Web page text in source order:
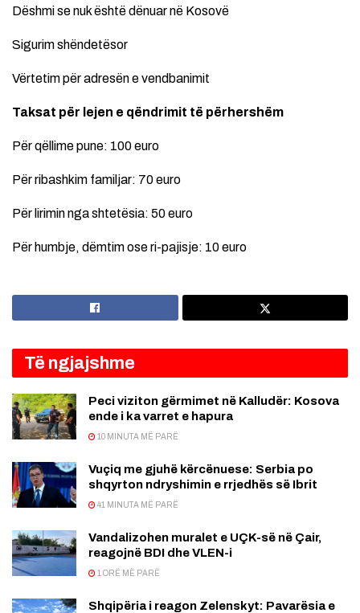
Dëshmi se nuk është dënuar në Kosovë
Sigurim shëndetësor
Vërtetim për adresën e vendbanimit
Taksat për lejen e qëndrimit të përhershëm
Për qëllime pune: 100 euro
Për ribashkim familjar: 70 euro
Për lirimin nga shtetësia: 50 euro
Për humbje, dëmtim ose ri-pajisje: 10 euro
Të ngjajshme
Peci viziton gërmimet në Kalludër: Kosova
ende i ka varret e hapura
10 MINUTA MË PARË
Vuçiq me gjuhë kërcënuese: Serbia po
shqyrton ndryshimin e rrjedhës së Ibrit
41 MINUTA MË PARË
Vandalizohen muralet e UÇK-së në Çair,
reagojnë BDI dhe VLEN-i
1 ORË MË PARË
Shqipëria i reagon Zelenskyt: Pavarësia e